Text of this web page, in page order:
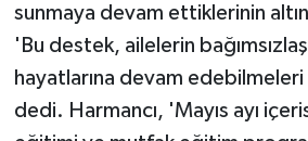
sunmaya devam ettiklerinin
'Bu destek, ailelerin
hayatlarına devam
dedi. Harmancı, 'Mayıs ayı